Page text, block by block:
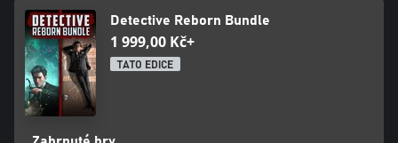
Detective Reborn Bundle
1 999,00 Kč+
TATO EDICE